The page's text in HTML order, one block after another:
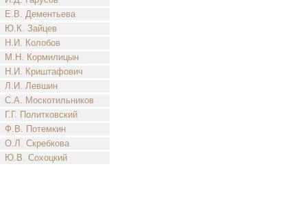
Е.В. Дементьева
Ю.К. Зайцев
Н.И. Колобов
М.Н. Кормилицын
Н.И. Криштафович
Л.И. Левшин
С.А. Москотильников
Г.Г. Политковский
Ф.В. Потемкин
О.Л. Скребкова
Ю.В. Сохоцкий